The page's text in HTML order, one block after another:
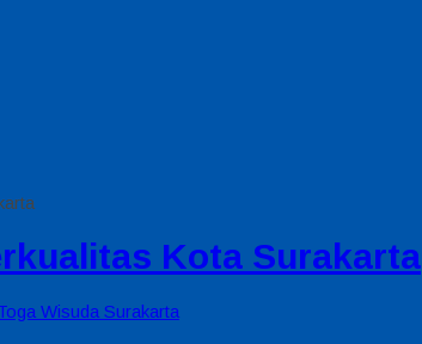
Kota Surakarta
Wisuda Surakarta